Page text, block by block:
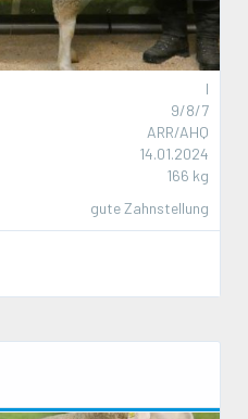
I
9/8/7
ARR/AHQ
14.01.2024
166 kg
gute Zahnstellung